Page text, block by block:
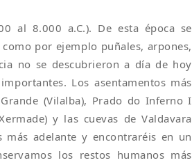
al 8.000 a.C.). De esta época se
por ejemplo puñales, arpones,
no se descubrieron a día de hoy
Los asentamentos más
(Vilalba), Prado do Inferno I
y las cuevas de Valdavara
más adelante y encontraréis en un
los restos humanos más